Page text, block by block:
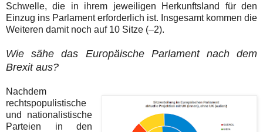
Schwelle, die in ihrem jeweiligen Herkunftsland für den
Einzug ins Parlament erforderlich ist. Insgesamt kommen die
Weiteren damit noch auf 10 Sitze (–2).
Wie sähe das Europäische Parlament nach dem
Brexit aus?
Nachdem
rechtspopulistische
und nationalistische
Parteien in den